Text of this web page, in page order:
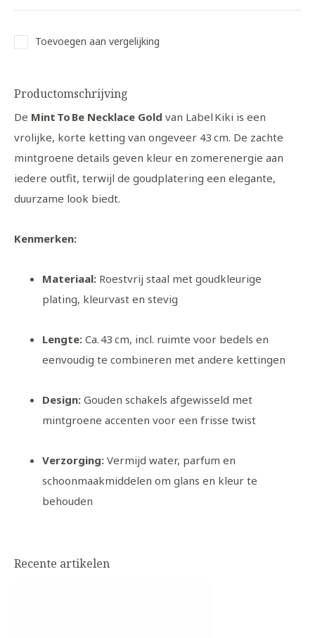
Toevoegen aan vergelijking
Productomschrijving
De Mint To Be Necklace Gold van Label Kiki is een
vrolijke, korte ketting van ongeveer 43 cm. De zachte
mintgroene details geven kleur en zomerenergie aan
iedere outfit, terwijl de goudplatering een elegante,
duurzame look biedt.
Kenmerken:
Materiaal: Roestvrij staal met goudkleurige
plating, kleurvast en stevig
Lengte: Ca. 43 cm, incl. ruimte voor bedels en
eenvoudig te combineren met andere kettingen
Design: Gouden schakels afgewisseld met
mintgroene accenten voor een frisse twist
Verzorging: Vermijd water, parfum en
schoonmaakmiddelen om glans en kleur te
behouden
Recente artikelen